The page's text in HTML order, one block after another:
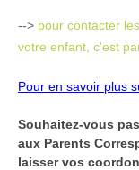
--> pour contacter
votre enfant, c'est
Pour en savoir plus
Souhaitez-vous
aux Parents
laisser vos